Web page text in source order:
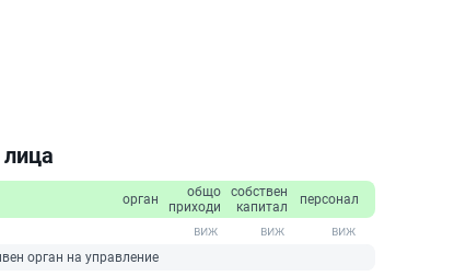
орган
общо
приходи
собствен
капитал
персонал
орган на управление